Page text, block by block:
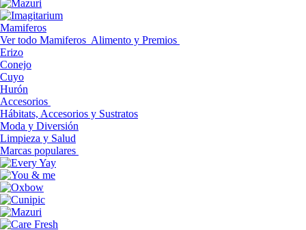
Mamiferos
Ver todo Mamiferos Alimento y Premios
Erizo
Conejo
Cuyo
Hurón
Accesorios
Hábitats, Accesorios y Sustratos
Moda y Diversión
Limpieza y Salud
Marcas populares